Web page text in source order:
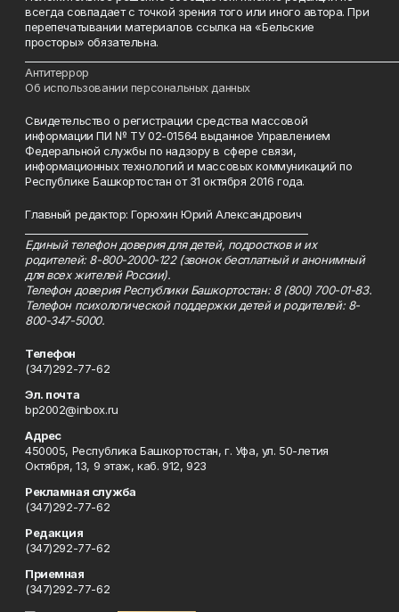
всегда совпадает с точкой зрения того или иного автора. При
перепечатывании материалов ссылка на «Бельские
просторы» обязательна.
Антитеррор
Об использовании персональных данных
Свидетельство о регистрации средства массовой
информации ПИ № ТУ 02-01564 выданное Управлением
Федеральной службы по надзору в сфере связи,
информационных технологий и массовых коммуникаций по
Республике Башкортостан от 31 октября 2016 года.
Главный редактор: Горюхин Юрий Александрович
Единый телефон доверия для детей, подростков и их
родителей: 8-800-2000-122 (звонок бесплатный и анонимный
для всех жителей России).
Телефон доверия Республики Башкортостан: 8 (800) 700-01-83.
Телефон психологической поддержки детей и родителей: 8-
800-347-5000.
Телефон
(347)292-77-62
Эл. почта
bp2002@inbox.ru
Адрес
450005, Республика Башкортостан, г. Уфа, ул. 50-летия
Октября, 13, 9 этаж, каб. 912, 923
Рекламная служба
(347)292-77-62
Редакция
(347)292-77-62
Приемная
(347)292-77-62